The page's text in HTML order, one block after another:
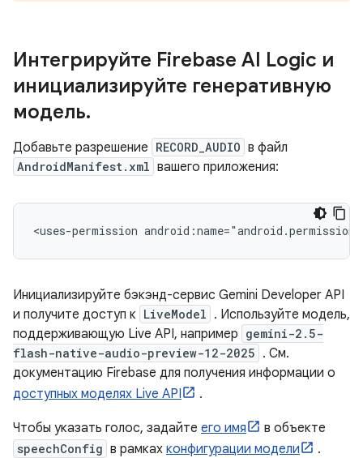
Интегрируйте Firebase AI Logic и
инициализируйте генеративную
модель.
Добавьте разрешение RECORD_AUDIO в файл
AndroidManifest.xml вашего приложения:
<uses-permission
Инициализируйте бэкэнд-сервис Gemini Developer API
и получите доступ к LiveModel . Используйте модель,
поддерживающую Live API, например gemini-2.5-
flash-native-audio-preview-12-2025 . См.
документацию Firebase для получения информации о
доступных моделях Live API
.
Чтобы указать голос, задайте его имя в объекте
speechConfig в рамках конфигурации модели
.